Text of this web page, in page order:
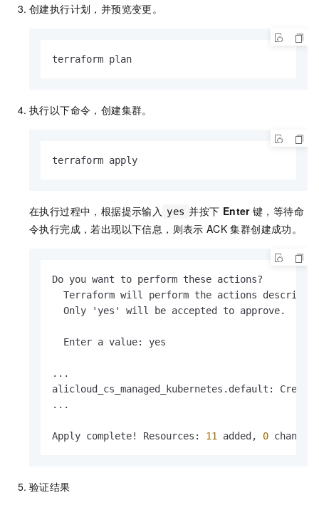
创建执行计划，并预览变更。
terraform plan
执行以下命令，创建集群。
terraform apply
在执行过程中，根据提示输入 yes 并按下 Enter 键，等待命
令执行完成，若出现以下信息，则表示 ACK 集群创建成功。
Do you want to perform these actions?
Terraform will perform the actions described
  Only 'yes' will be accepted to approve.
  Enter a value
: yes
...
alicloud_cs_managed_kubernetes.default :
...
Apply complete! Resources : 11 added, 0 changed
验证结果